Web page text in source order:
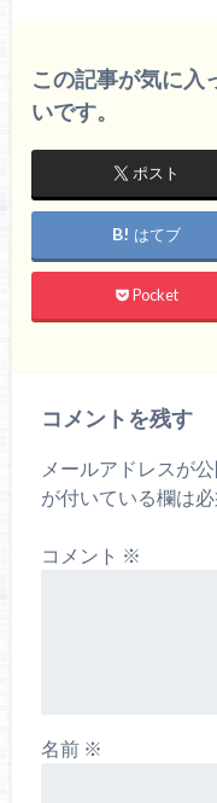
この記事が気に入
いです。
ポスト
はてブ
Pocket
コメントを残す
メールアドレスが
が付いている欄は
コメント ※
名前 ※